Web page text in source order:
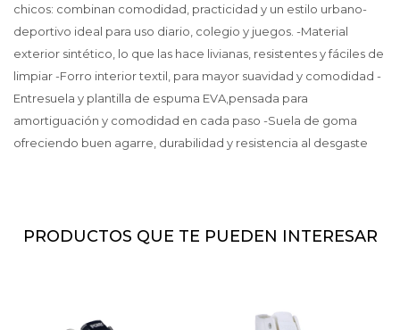
chicos: combinan comodidad, practicidad y un estilo urbano-
deportivo ideal para uso diario, colegio y juegos. -Material
exterior sintético, lo que las hace livianas, resistentes y fáciles de
limpiar -Forro interior textil, para mayor suavidad y comodidad -
Entresuela y plantilla de espuma EVA,pensada para
amortiguación y comodidad en cada paso -Suela de goma
ofreciendo buen agarre, durabilidad y resistencia al desgaste
PRODUCTOS QUE TE PUEDEN INTERESAR